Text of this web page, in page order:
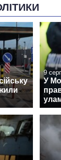
9
У